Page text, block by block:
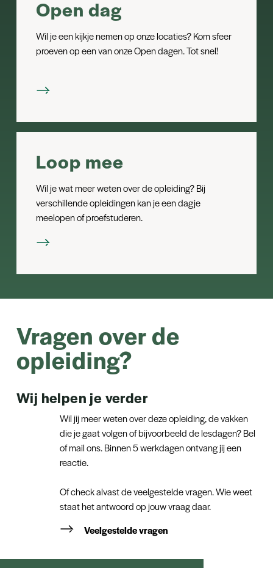
Open dag
Wil je een kijkje nemen op onze locaties? Kom sfeer
proeven op een van onze Open dagen. Tot snel!
Loop mee
Wil je wat meer weten over de opleiding? Bij
verschillende opleidingen kan je een dagje
meelopen of proefstuderen.
Vragen over de
opleiding?
Wij helpen je verder
Wil jij meer weten over deze opleiding, de vakken
die je gaat volgen of bijvoorbeeld de lesdagen? Bel
of mail ons. Binnen 5 werkdagen ontvang jij een
reactie.
Of check alvast de veelgestelde vragen. Wie weet
staat het antwoord op jouw vraag daar.
Veelgestelde vragen